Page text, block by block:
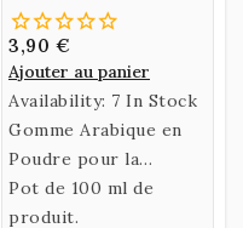
3,90 €
Ajouter au panier
Availability: 7 In Stock
Gomme Arabique en
Poudre pour la
préparation d'un liant.
Pot de 100 ml de
produit.